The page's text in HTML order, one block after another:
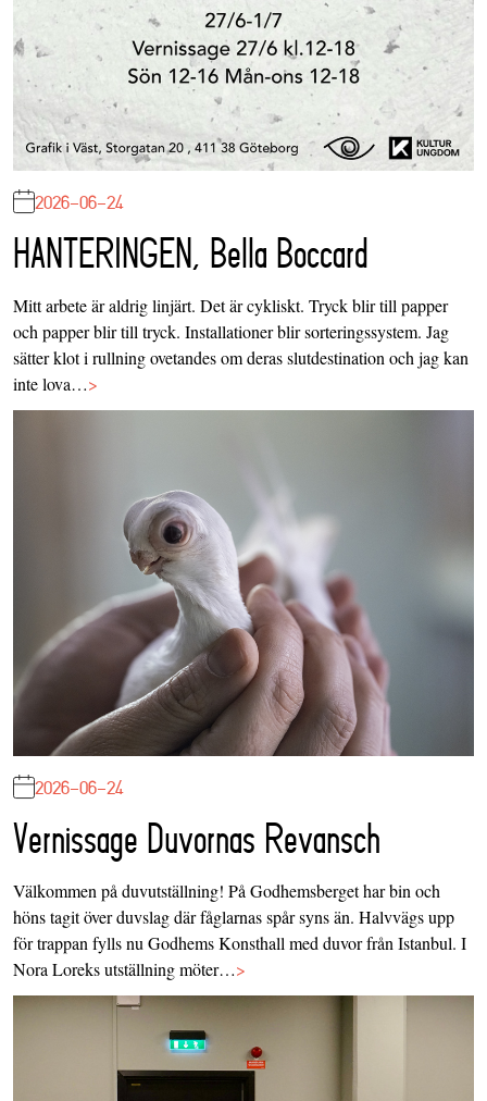
2026-06-24
HANTERINGEN, Bella Boccard
Mitt arbete är aldrig linjärt. Det är cykliskt. Tryck blir till papper
och papper blir till tryck. Installationer blir sorteringssystem. Jag
sätter klot i rullning ovetandes om deras slutdestination och jag kan
inte lova…>
2026-06-24
Vernissage Duvornas Revansch
Välkommen på duvutställning! På Godhemsberget har bin och
höns tagit över duvslag där fåglarnas spår syns än. Halvvägs upp
för trappan fylls nu Godhems Konsthall med duvor från Istanbul. I
Nora Loreks utställning möter…>